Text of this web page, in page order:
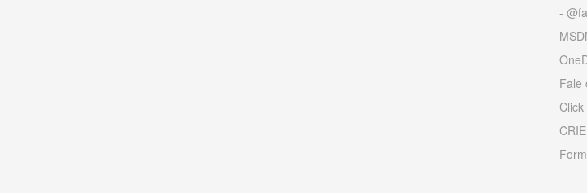
-
Fale
CRIE